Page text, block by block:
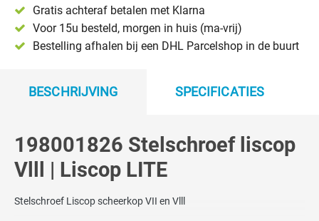
Gratis achteraf betalen met Klarna
Voor 15u besteld, morgen in huis (ma-vrij)
Bestelling afhalen bij een DHL Parcelshop in de buurt
BESCHRIJVING SPECIFICATIES
198001826 Stelschroef liscop
Vlll | Liscop LITE
Stelschroef Liscop scheerkop VII en Vlll